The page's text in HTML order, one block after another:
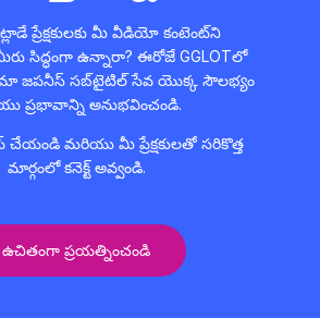
ప్రేక్షకులకు మీ వీడియో కంటెంట్‌ని
సిద్ధంగా ఉన్నారా? ఈరోజే GGLOTలో
జపనీస్ సబ్‌టైటిల్ సేవ యొక్క సౌలభ్యం
ప్రభావాన్ని అనుభవించండి.
చేయండి మరియు మీ ప్రేక్షకులతో సరికొత్త
మార్గంలో కనెక్ట్ అవ్వండి.
ఉచితంగా ప్రయత్నించండి